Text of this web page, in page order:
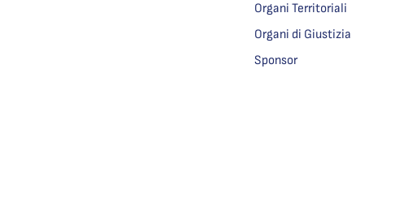
Organi Territoriali
Organi di Giustizia
Sponsor